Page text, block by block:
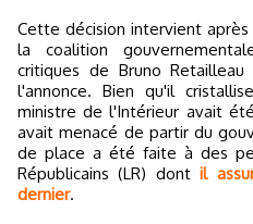
Cette décision intervient
la coalition
critiques de Bruno
l'annonce. Bien qu'il
ministre de l'Intérieur avait
avait menacé de partir du
de place a été faite à des
Républicains (LR) dontil
dernier.